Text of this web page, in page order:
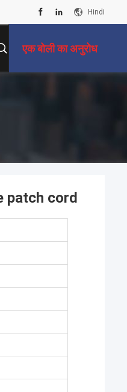
Hindi
एक बोली का अनुरोध
patch cord